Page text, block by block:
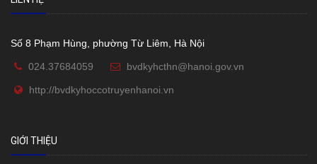
Số 8 Phạm Hùng, phường Từ Liêm, Hà Nội
024.37684059 bvdkyhcthn@hanoi.gov.vn
http://bvdkyhoccotruyenhanoi.vn
GIỚI THIỆU